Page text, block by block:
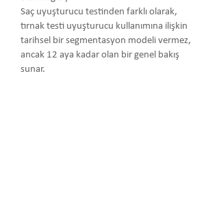
Saç uyuşturucu testinden farklı olarak,
tırnak testi uyuşturucu kullanımına ilişkin
tarihsel bir segmentasyon modeli vermez,
ancak 12 aya kadar olan bir genel bakış
sunar.